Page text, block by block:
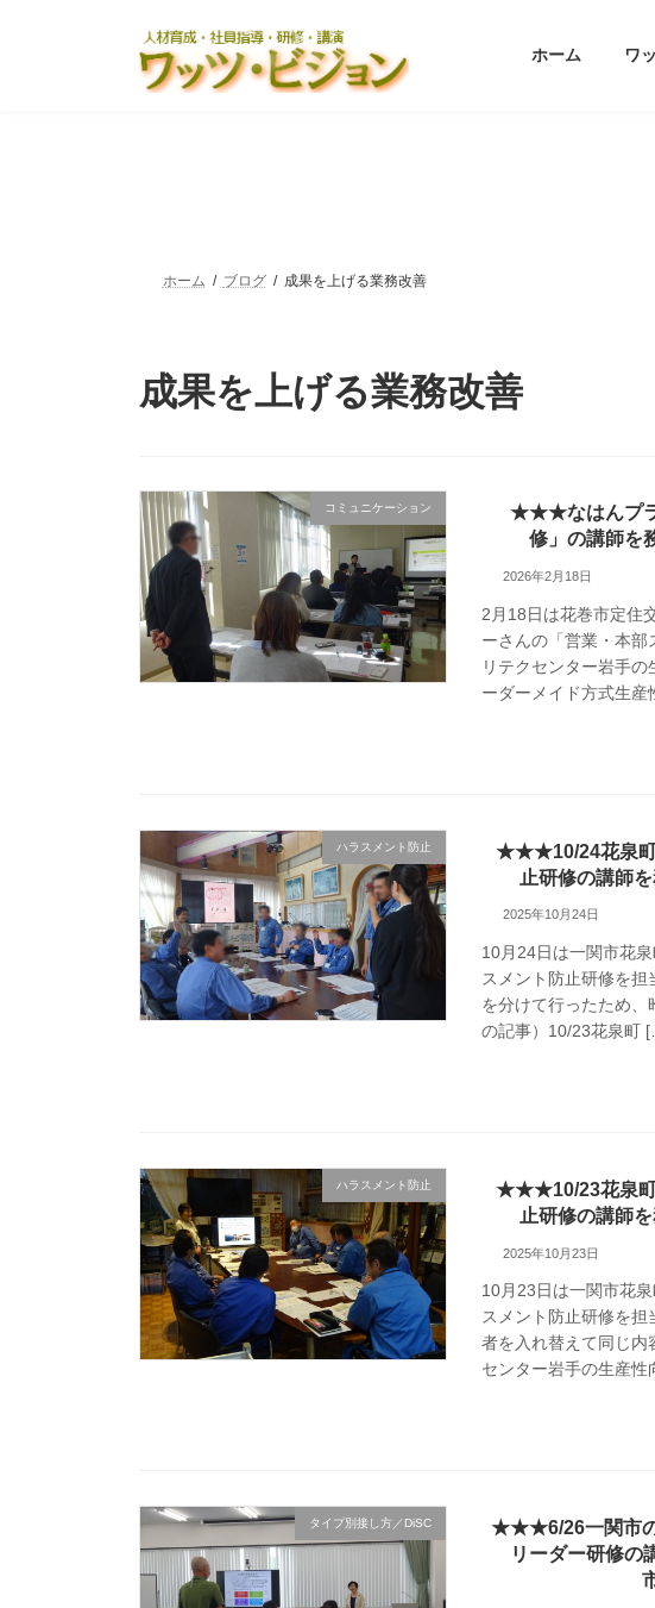
ホーム ワ
ホーム ブログ 成果を上げる業務改善
成果を上げる業務改善
コミュニケーション
★★★なはんプラ
修」の講師を
2026年2月18日
2月18日は花巻市定住
ーさんの「営業・本
リテクセンター岩手
ーダーメイド方式生
ハラスメント防止
★★★10/24花泉町
止研修の講師
2025年10月24日
10月24日は一関市花
スメント防止研修を
を分けて行ったため、
の記事）10/23花泉町
ハラスメント防止
★★★10/23花泉町
止研修の講師
2025年10月23日
10月23日は一関市花
スメント防止研修を
者を入れ替えて同じ内
センター岩手の生産
タイプ別接し方／DiSC
★★★6/26一関市の
リーダー研修の